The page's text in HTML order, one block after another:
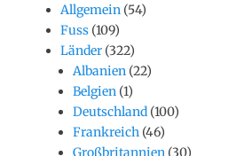
Allgemein (54)
Fuss (109)
Länder (322)
Albanien (22)
Belgien (1)
Deutschland (100)
Frankreich (46)
Großbritannien (30)